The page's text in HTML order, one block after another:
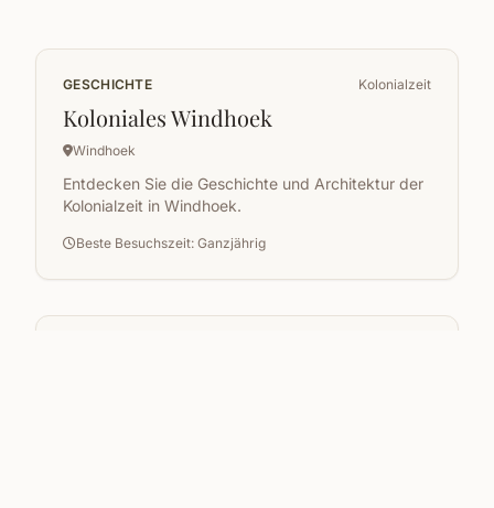
GESCHICHTE Kolonialzeit
Koloniales Windhoek
Windhoek
Entdecken Sie die Geschichte und Architektur der
Kolonialzeit in Windhoek.
Beste Besuchszeit: Ganzjährig